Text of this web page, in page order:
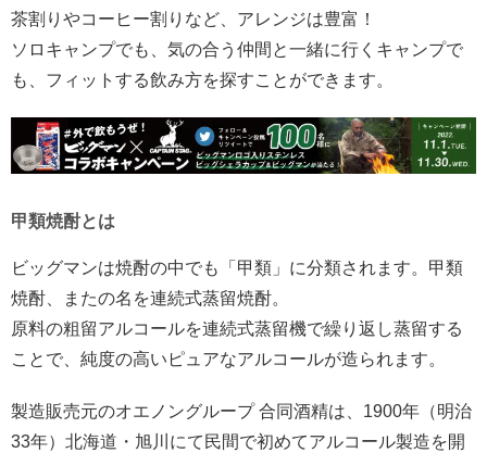
茶割りやコーヒー割りなど、アレンジは豊富！
ソロキャンプでも、気の合う仲間と一緒に行くキャンプで
も、フィットする飲み方を探すことができます。
甲類焼酎とは
ビッグマンは焼酎の中でも「甲類」に分類されます。甲類
焼酎、またの名を連続式蒸留焼酎。
原料の粗留アルコールを連続式蒸留機で繰り返し蒸留する
ことで、純度の高いピュアなアルコールが造られます。
製造販売元のオエノングループ 合同酒精は、1900年（明治
33年）北海道・旭川にて民間で初めてアルコール製造を開